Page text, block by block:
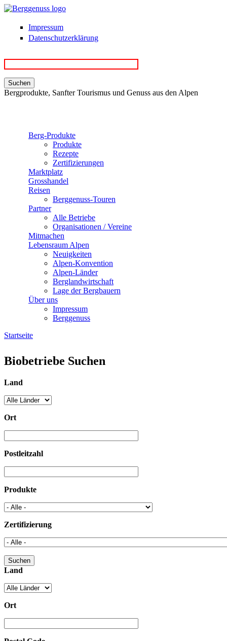
Direkt zum Inhalt
Impressum
Datenschutzerklärung
Bergprodukte, Sanfter Tourismus und Genuss aus den Alpen
Berg-Produkte
Produkte
Rezepte
Zertifizierungen
Marktplatz
Grosshandel
Reisen
Berggenuss-Touren
Partner
Alle Betriebe
Organisationen / Vereine
Mitmachen
Lebensraum Alpen
Neuigkeiten
Alpen-Konvention
Alpen-Länder
Berglandwirtschaft
Lage der Bergbauern
Über uns
Impressum
Berggenuss
Startseite
Biobetriebe Suchen
Land
Ort
Postleitzahl
Produkte
Zertifizierung
Land
Ort